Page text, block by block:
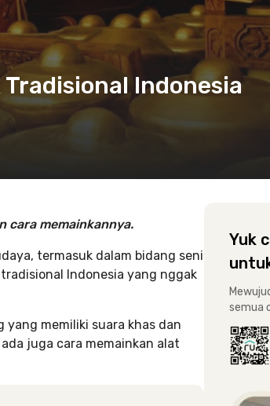
Indonesia
cara memainkannya.
termasuk dalam bidang seni
Indonesia yang nggak
yang memiliki suara khas dan
juga cara memainkan alat
Yuk
semua